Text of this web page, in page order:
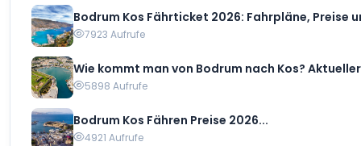
Bodrum Kos Fährticket 2026: Fahrpläne, Preise
7923 Aufrufe
Wie kommt man von Bodrum nach Kos?
5898 Aufrufe
Bodrum Kos Fähren Preise 2026...
4921 Aufrufe